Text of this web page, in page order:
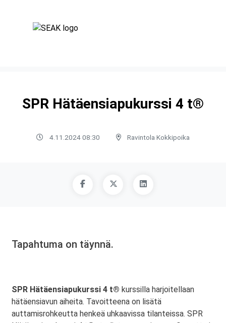
SPR Hätäensiapukurssi 4 t®
4.11.2024 08:30 Ravintola Kokkipoika
Tapahtuma on täynnä.
SPR Hätäensiapukurssi 4 t® kurssilla harjoitellaan
hätäensiavun aiheita. Tavoitteena on lisätä
auttamisrohkeutta henkeä uhkaavissa tilanteissa. SPR